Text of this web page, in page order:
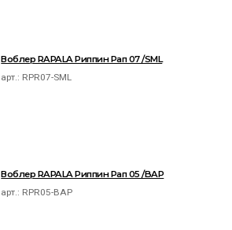
Воблер RAPALA Риппин Рап 07 /SML
арт.: RPR07-SML
Воблер RAPALA Риппин Рап 05 /BAP
арт.: RPR05-BAP